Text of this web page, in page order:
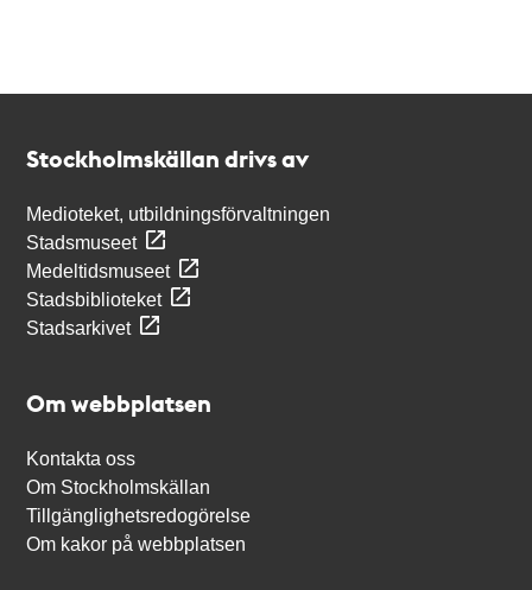
Stockholmskällan drivs av
Medioteket, utbildningsförvaltningen
Stadsmuseet
Medeltidsmuseet
Stadsbiblioteket
Stadsarkivet
Om webbplatsen
Kontakta oss
Om Stockholmskällan
Tillgänglighetsredogörelse
Om kakor på webbplatsen